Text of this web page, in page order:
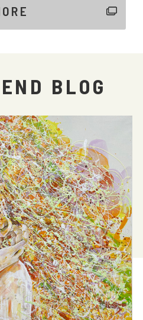
BLOG